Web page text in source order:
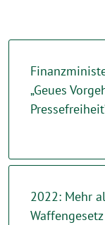
„Geues
2022: Mehr